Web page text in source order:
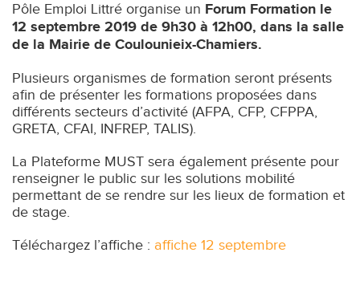
Pôle Emploi Littré organise un Forum Formation le
12 septembre 2019 de 9h30 à 12h00, dans la salle
de la Mairie de Coulounieix-Chamiers.
Plusieurs organismes de formation seront présents
afin de présenter les formations proposées dans
différents secteurs d’activité (AFPA, CFP, CFPPA,
GRETA, CFAI, INFREP, TALIS).
La Plateforme MUST sera également présente pour
renseigner le public sur les solutions mobilité
permettant de se rendre sur les lieux de formation et
de stage.
Téléchargez l’affiche : affiche 12 septembre